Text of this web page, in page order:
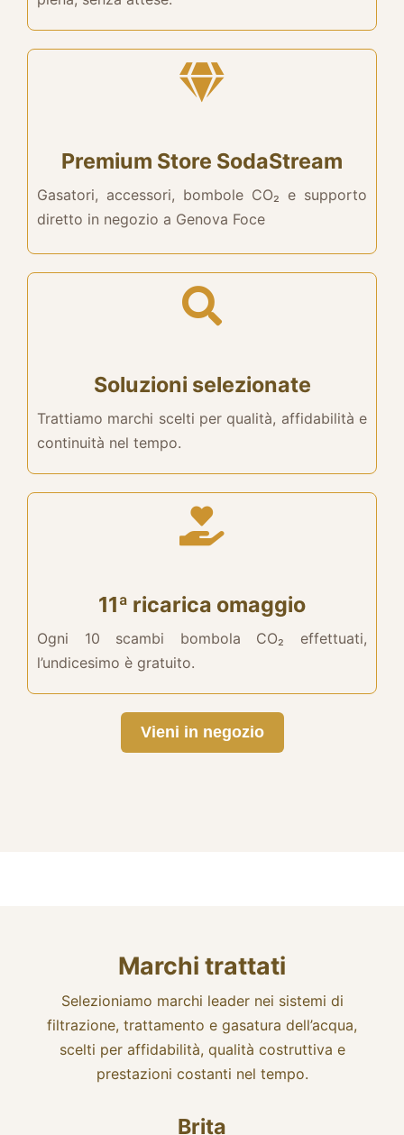
Premium Store SodaStream
Gasatori, accessori, bombole CO₂ e supporto
diretto in negozio a Genova Foce
Soluzioni selezionate
Trattiamo marchi scelti per qualità, affidabilità e
continuità nel tempo.
11ª ricarica omaggio
Ogni 10 scambi bombola CO₂ effettuati,
l’undicesimo è gratuito.
Vieni in negozio
Marchi trattati
Selezioniamo marchi leader nei sistemi di
filtrazione, trattamento e gasatura dell’acqua,
scelti per affidabilità, qualità costruttiva e
prestazioni costanti nel tempo.
Brita